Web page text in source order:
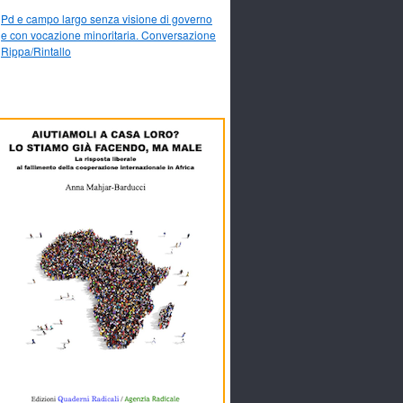
Pd e campo largo senza visione di governo
e con vocazione minoritaria. Conversazione
Rippa/Rintallo